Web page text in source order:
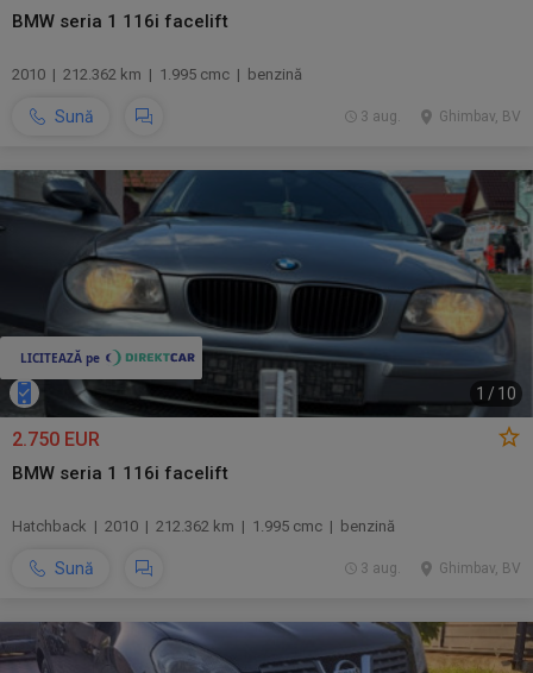
BMW seria 1 116i facelift
2010 | 212.362 km | 1.995 cmc | benzină
Sună Ghimbav, BV
3 aug.
1 / 10
2.750 EUR
BMW seria 1 116i facelift
Hatchback | 2010 | 212.362 km | 1.995 cmc | benzină
Sună Ghimbav, BV
3 aug.